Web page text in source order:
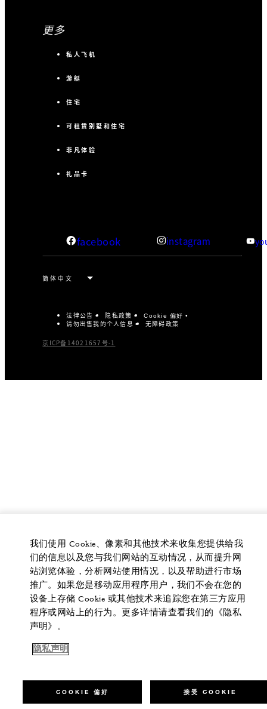
更多
私人飞机
游艇
住宅
可租赁别墅和住宅
非凡体验
礼品卡
facebook instagram
法律公告 隐私政策 Cookie 偏好
请勿出售我的个人信息 无障碍政策
京ICP备14021657号-1
我们使用 Cookie、像素和其他技术来收集您提供给我
们的信息以及您与我们网站的互动情况，从而提升网
站浏览体验，分析网站使用情况，以及帮助进行市场
推广。如果您是移动应用程序用户，我们不会在您的
设备上存储 Cookie 或其他技术来追踪您在第三方应用
程序或网站上的行为。更多详情请查看我们的《隐私
声明》。
隐私声明
COOKIE 偏好 接受 COOKIE